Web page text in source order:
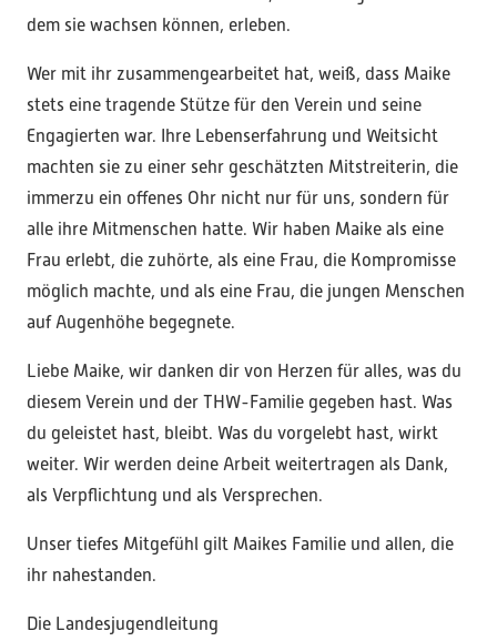
dem sie wachsen können, erleben.
Wer mit ihr zusammengearbeitet hat, weiß, dass Maike
stets eine tragende Stütze für den Verein und seine
Engagierten war. Ihre Lebenserfahrung und Weitsicht
machten sie zu einer sehr geschätzten Mitstreiterin, die
immerzu ein offenes Ohr nicht nur für uns, sondern für
alle ihre Mitmenschen hatte. Wir haben Maike als eine
Frau erlebt, die zuhörte, als eine Frau, die Kompromisse
möglich machte, und als eine Frau, die jungen Menschen
auf Augenhöhe begegnete.
Liebe Maike, wir danken dir von Herzen für alles, was du
diesem Verein und der THW-Familie gegeben hast. Was
du geleistet hast, bleibt. Was du vorgelebt hast, wirkt
weiter. Wir werden deine Arbeit weitertragen als Dank,
als Verpflichtung und als Versprechen.
Unser tiefes Mitgefühl gilt Maikes Familie und allen, die
ihr nahestanden.
Die Landesjugendleitung